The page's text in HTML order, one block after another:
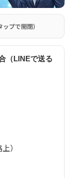
ップで開閉）
（LINEで送る
）